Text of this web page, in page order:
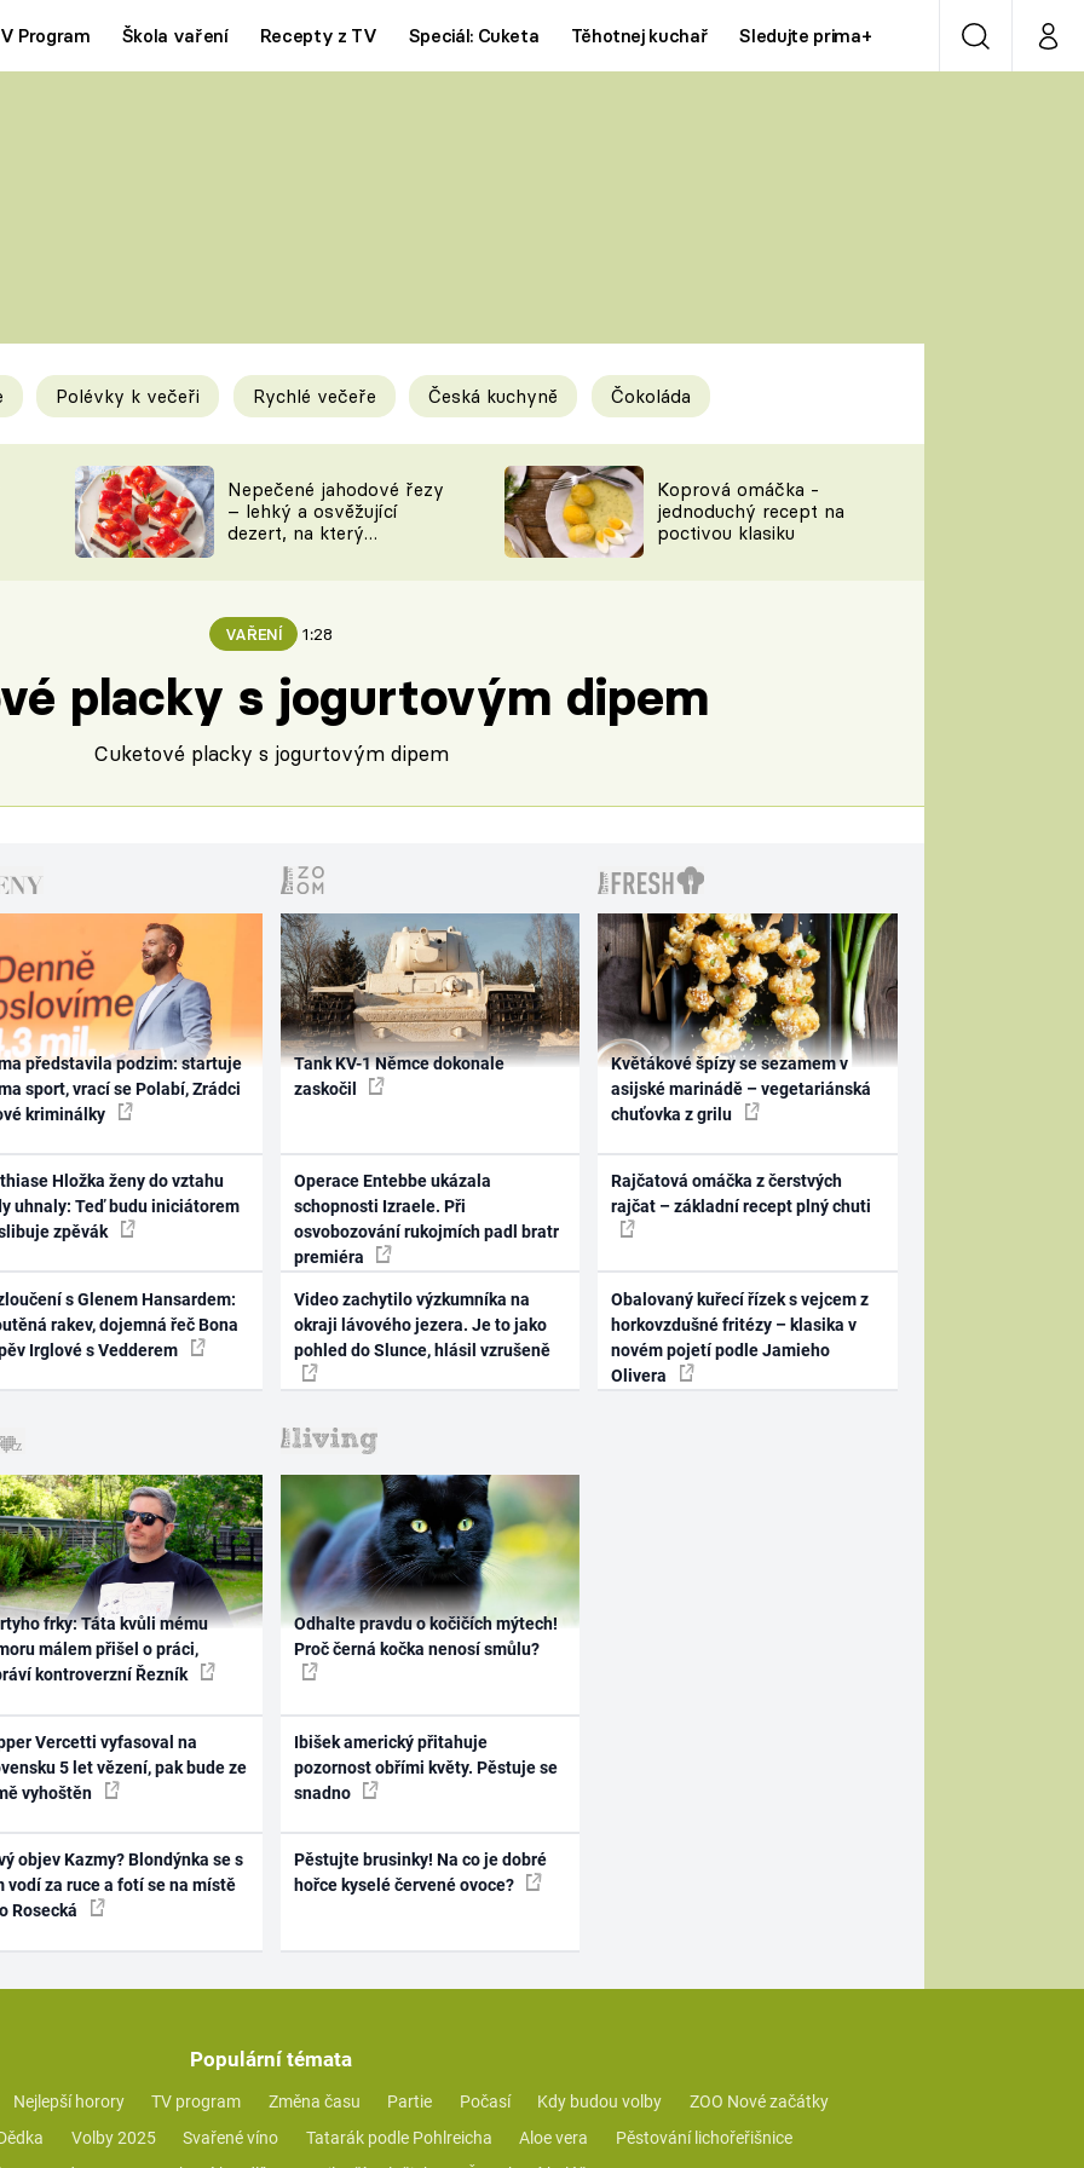
Program Škola vaření Recepty z TV Speciál: Cuketa Těhotnej kuchař Sledujte prima+ VyhledáváníMůj
Tipy a triky
KAM ZA JÍDLEM
NA NÁKUPECH
Novinky
ŠÉFREDAKTORKY
Prima LAJK
Sledujte nás
Polévky k večeři Rychlé večeře Česká kuchyně Čokoláda
Nepečené jahodové řezy
– lehký a osvěžující
dezert, na který
Koprová omáčka -
jednoduchý recept na
poctivou klasiku
VAŘENÍ 1:28
placky s jogurtovým dipem
Cuketové placky s jogurtovým dipem
představila podzim: startuje
sport, vrací se Polabí, Zrádci
kriminálky
Hložka ženy do vztahu
uhnaly: Teď budu iniciátorem
zpěvák
s Glenem Hansardem:
rakev, dojemná řeč Bona
Irglové s Vedderem
Tank KV-1 Němce dokonale
zaskočil
Operace Entebbe ukázala
schopnosti Izraele. Při
osvobozování rukojmích padl bratr
premiéra
Video zachytilo výzkumníka na
okraji lávového jezera. Je to jako
pohled do Slunce, hlásil vzrušeně
Květákové špízy se sezamem v
asijské marinádě – vegetariánská
chuťovka z grilu
Rajčatová omáčka z čerstvých
rajčat – základní recept plný chuti
Obalovaný kuřecí řízek s vejcem z
horkovzdušné fritézy – klasika v
novém pojetí podle Jamieho
Olivera
frky: Táta kvůli mému
málem přišel o práci,
kontroverzní Řezník
Vercetti vyfasoval na
5 let vězení, pak bude ze
vyhoštěn
objev Kazmy? Blondýnka se s
vodí za ruce a fotí se na místě
Rosecká
Odhalte pravdu o kočičích mýtech!
Proč černá kočka nenosí smůlu?
Ibišek americký přitahuje
pozornost obřími květy. Pěstuje se
snadno
Pěstujte brusinky! Na co je dobré
hořce kyselé červené ovoce?
Populární témata
Nejlepší horory TV program Změna času Partie Počasí Kdy budou volby
ZOO Nové začátky
Volby 2025 Svařené víno Tatarák podle Pohlreicha Aloe vera
Pěstování lichořeřišnice